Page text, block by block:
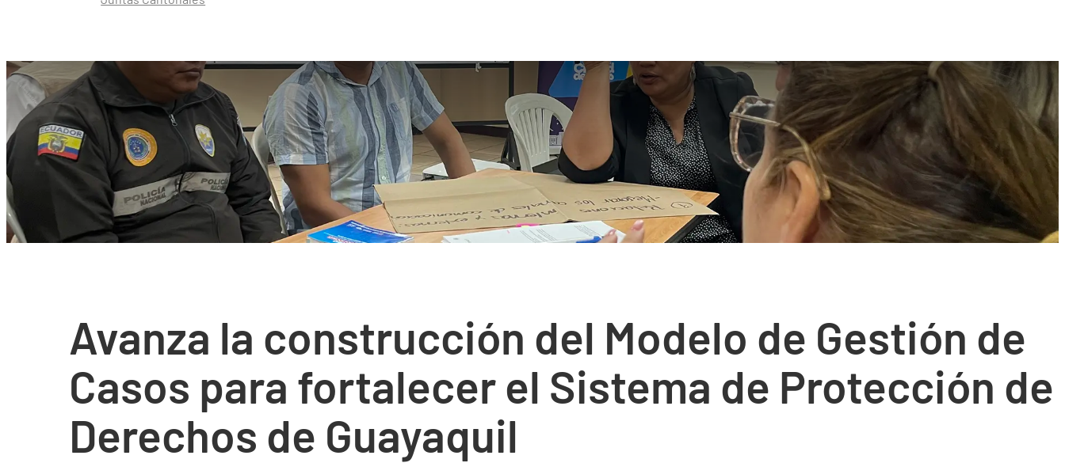
Avanza la construcción del Modelo de Gestión de
Casos para fortalecer el Sistema de Protección de
Derechos de Guayaquil